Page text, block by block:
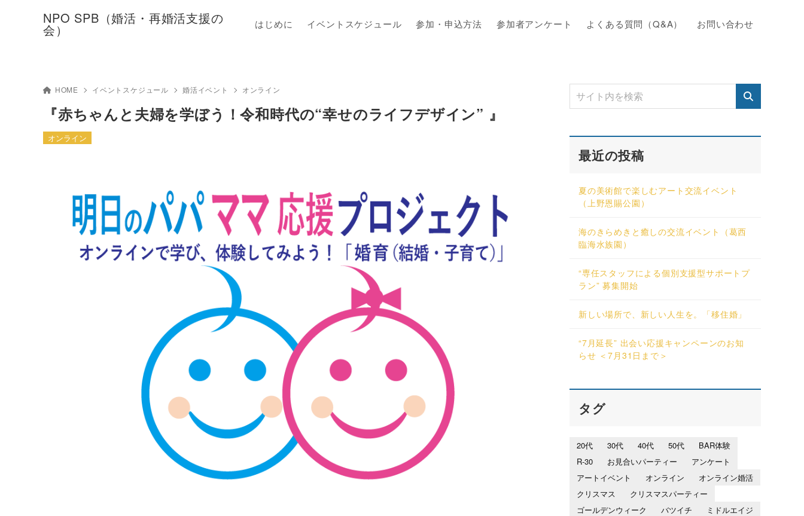
NPO SPB（婚活・再婚活支援の
会） はじめに イベントスケジュール 参加・申込方法 参加者アンケート よくある質問（Q&A） お問い合わせ
HOME イベントスケジュール 婚活イベント オンライン
『赤ちゃんと夫婦を学ぼう！令和時代の“幸せのライフデザイン” 』
オンライン
最近の投稿
夏の美術館で楽しむアート交流イベント
（上野恩賜公園）
海のきらめきと癒しの交流イベント（葛西
臨海水族園）
“専任スタッフによる個別支援型サポートプ
ラン” 募集開始
新しい場所で、新しい人生を。「移住婚」
“7月延長” 出会い応援キャンペーンのお知
らせ ＜7月31日まで＞
タグ
20代 30代 40代 50代
BAR体験
R-30
お見合いパーティー
アンケート
アートイベント
オンライン
オンライン婚活
クリスマス
クリスマスパーティー
ゴールデンウィーク
バツイチ
ミドルエイジ